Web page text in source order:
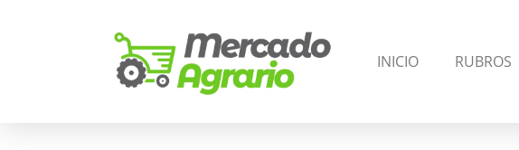
INICIO RUBROS